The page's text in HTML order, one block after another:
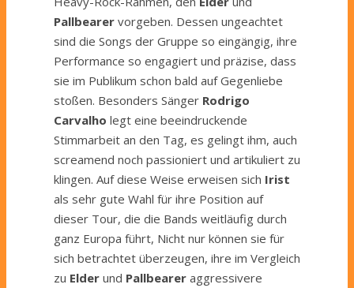
Pallbearer vorgeben. Dessen ungeachtet
sind die Songs der Gruppe so eingängig, ihre
Performance so engagiert und präzise, dass
sie im Publikum schon bald auf Gegenliebe
stoßen. Besonders Sänger Rodrigo
Carvalho legt eine beeindruckende
Stimmarbeit an den Tag, es gelingt ihm, auch
screamend noch passioniert und artikuliert zu
klingen. Auf diese Weise erweisen sich Irist
als sehr gute Wahl für ihre Position auf
dieser Tour, die die Bands weitläufig durch
ganz Europa führt, Nicht nur können sie für
sich betrachtet überzeugen, ihre im Vergleich
zu Elder und Pallbearer aggressivere